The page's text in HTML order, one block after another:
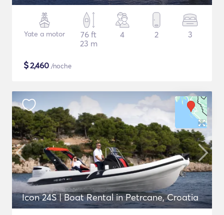
Yate a motor
76 ft
23 m
4 2 3
$2,460 /noche
Icon 24S | Boat Rental in Petrcane, Croatia